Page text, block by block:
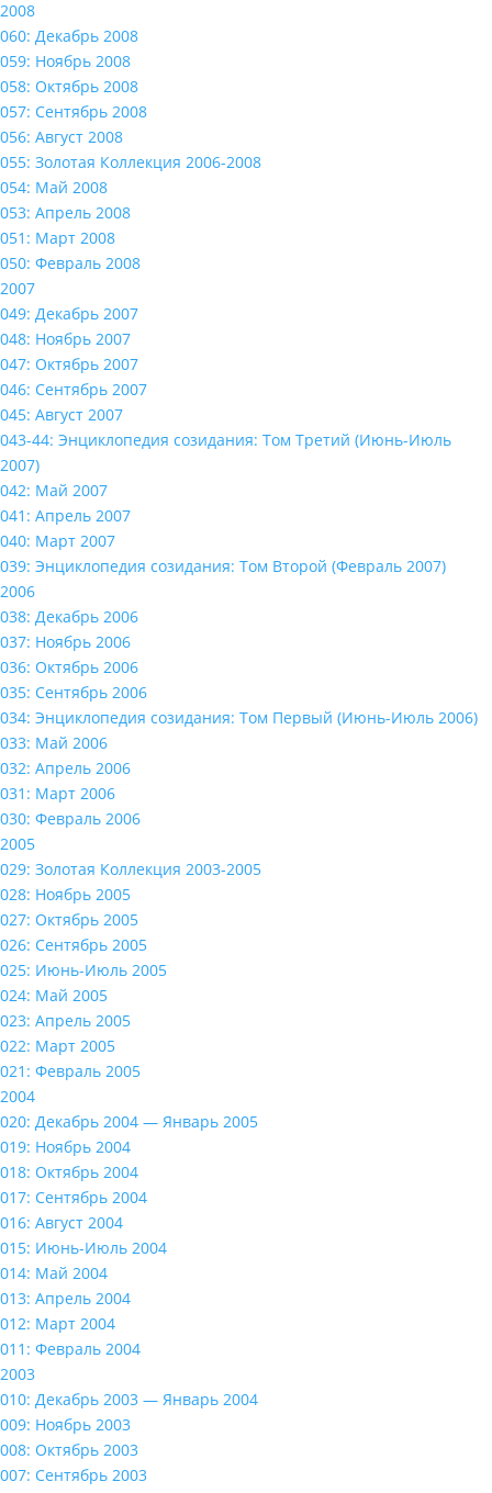
2008
060: Декабрь 2008
059: Ноябрь 2008
058: Октябрь 2008
057: Сентябрь 2008
056: Август 2008
055: Золотая Коллекция 2006-2008
054: Май 2008
053: Апрель 2008
051: Март 2008
050: Февраль 2008
2007
049: Декабрь 2007
048: Ноябрь 2007
047: Октябрь 2007
046: Сентябрь 2007
045: Август 2007
043-44: Энциклопедия созидания: Том Третий (Июнь-Июль
2007)
042: Май 2007
041: Апрель 2007
040: Март 2007
039: Энциклопедия созидания: Том Второй (Февраль 2007)
2006
038: Декабрь 2006
037: Ноябрь 2006
036: Октябрь 2006
035: Сентябрь 2006
034: Энциклопедия созидания: Том Первый (Июнь-Июль 2006)
033: Май 2006
032: Апрель 2006
031: Март 2006
030: Февраль 2006
2005
029: Золотая Коллекция 2003-2005
028: Ноябрь 2005
027: Октябрь 2005
026: Сентябрь 2005
025: Июнь-Июль 2005
024: Май 2005
023: Апрель 2005
022: Март 2005
021: Февраль 2005
2004
020: Декабрь 2004 — Январь 2005
019: Ноябрь 2004
018: Октябрь 2004
017: Сентябрь 2004
016: Август 2004
015: Июнь-Июль 2004
014: Май 2004
013: Апрель 2004
012: Март 2004
011: Февраль 2004
2003
010: Декабрь 2003 — Январь 2004
009: Ноябрь 2003
008: Октябрь 2003
007: Сентябрь 2003